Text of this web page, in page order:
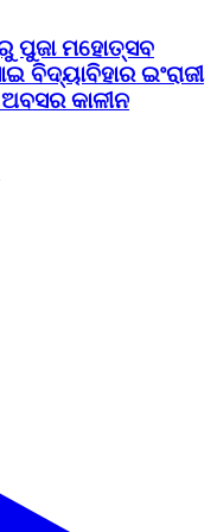
ପୁଜା ମହୋତ୍ସବ
ଇଂରାଜୀ
କାଳୀନ